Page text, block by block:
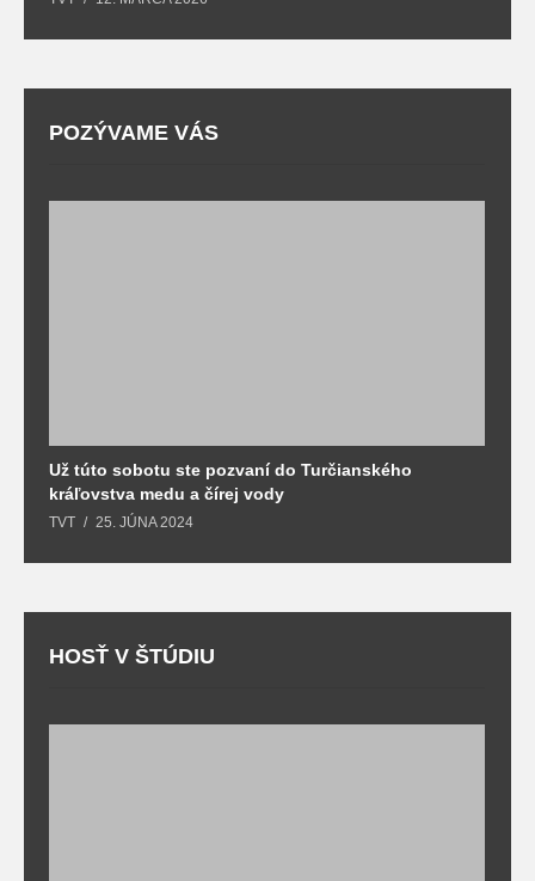
POZÝVAME VÁS
Už túto sobotu ste pozvaní do Turčianského
kráľovstva medu a čírej vody
TVT 25. JÚNA 2024
HOSŤ V ŠTÚDIU